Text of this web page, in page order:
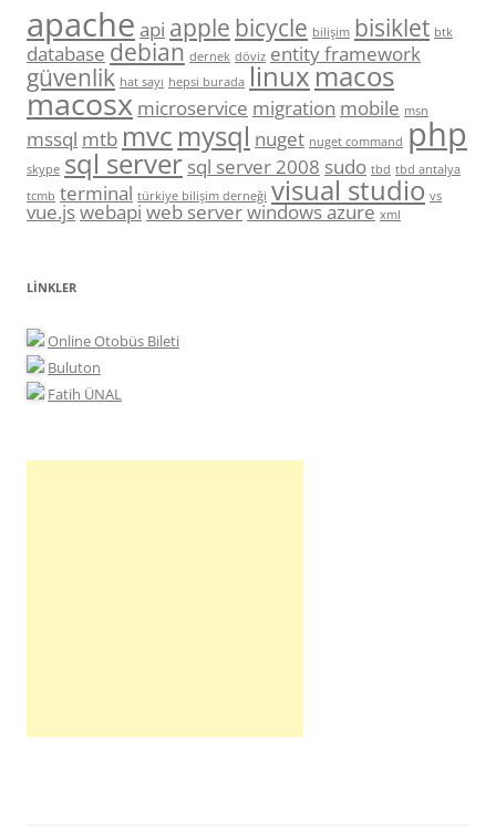
apache api apple bicycle bilişim bisiklet btk
database debian dernek döviz entity framework
güvenlik hat sayı hepsi burada linuxmacos
macosx microservice migration mobile msn
mssql mtb mvc mysql nuget nuget command php
skype sql server sql server 2008 sudo tbd tbd antalya
tcmb terminal türkiye bilişim derneği visual studio vs
vue.jswebapiweb serverwindows azure xml
LINKLER
Online Otobüs Bileti
Buluton
Fatih ÜNAL